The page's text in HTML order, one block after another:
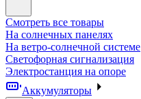
Смотреть все товары
На солнечных панелях
На ветро-солнечной системе
Светофорная сигнализация
Электростанция на опоре
Аккумуляторы